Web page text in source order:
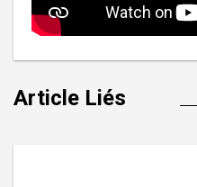
Article Liés